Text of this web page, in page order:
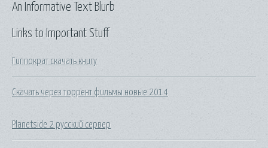
Links to Important Stuff
Гиппократ скачать книгу
Скачать через торрент фильмы новые 2014
Planetside 2 русский сервер
An Informative Text Blurb